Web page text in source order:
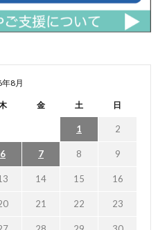
8月
金 土 日
1 2
6 7 8 9
14 15 16
21 22 23